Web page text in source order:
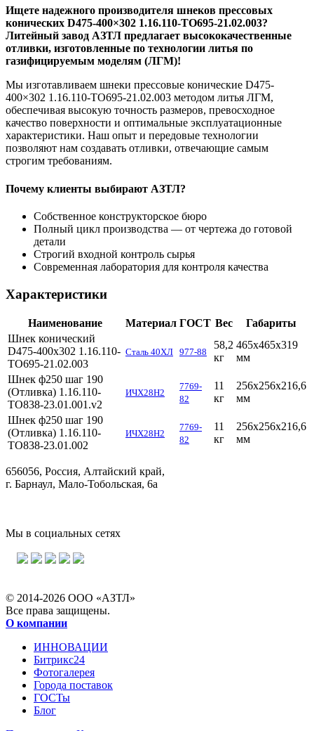
Ищете надежного производителя шнеков прессовых
конических D475-400×302 1.16.110-ТО695-21.02.003?
Литейный завод АЗТЛ предлагает высококачественные
отливки, изготовленные по технологии литья по
газифицируемым моделям (ЛГМ)!
Мы изготавливаем шнеки прессовые конические D475-
400×302 1.16.110-ТО695-21.02.003 методом литья ЛГМ,
обеспечивая высокую точность размеров, превосходное
качество поверхности и оптимальные эксплуатационные
характеристики. Наш опыт и передовые технологии
позволяют нам создавать отливки, отвечающие самым
строгим требованиям.
Почему клиенты выбирают АЗТЛ?
Собственное конструкторское бюро
Полный цикл производства — от чертежа до готовой
детали
Строгий входной контроль сырья
Современная лаборатория для контроля качества
Характеристики
Наименование Материал ГОСТ Вес
Габариты
Шнек конический
D475-400x302 1.16.110-
ТО695-21.02.003
Сталь 40ХЛ 977-88
58,2
кг
465х465х319
мм
Шнек ф250 шаг 190
(Отливка) 1.16.110-
ТО838-23.01.001.v2
ИЧХ28Н2
7769-
82
11
кг
256х256х216,6
мм
Шнек ф250 шаг 190
(Отливка) 1.16.110-
ТО838-23.01.002
ИЧХ28Н2
7769-
82
11
кг
256х256х216,6
мм
656056, Россия, Алтайский край,
г. Барнаул, Мало-Тобольская, 6а
Мы в социальных сетях
© 2014-2026 ООО «АЗТЛ»
Все права защищены.
О компании
ИННОВАЦИИ
Битрикс24
Фотогалерея
Города поставок
ГОСТы
Блог